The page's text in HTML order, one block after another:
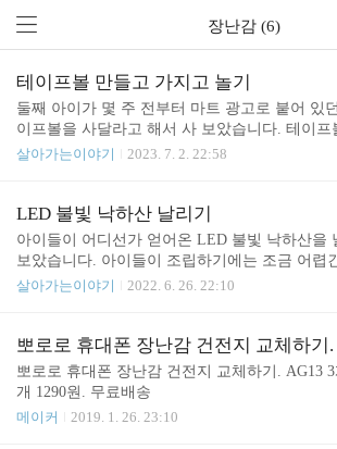
장난감 (6)
테이프볼 만들고 가지고 놀기
둘째 아이가 몇 주 전부터 마트 광고로 붙어 있
이프볼을 사달라고 해서 사 보았습니다. 테이프
뭔지 모르겠어서 유튜브를 찾아보니 테이프의
해야 됩니다. 누가 발명했는지 아이디어가 참 기
니다. 접착제가 잘 떨어지는 불량 테이프를 가
놀다가 만든 게 아닐까 싶은 생각이 듭니다. 쿠팡
통해 구입하면 저에게 약간의 이익이 생깁니다)
살아가는이야기 2023. 7. 2. 22:58
LED 불빛 낙하산 날리기
아이들이 어디선가 얻어온 LED 불빛 낙하산을
보았습니다. 아이들이 조립하기에는 조금 어렵
니다. 부모님이 좀 도와주어야 될 거 같습니다.
립니다. 날리는 것이 익숙해 지면 쏘는 순간 총
분을 같이 당겨주면 좀 더 멀리 날릴 수 있습니
살아가는이야기 2022. 6. 26. 22:10
뽀로로 휴대폰 장난감 건전지 교체하기.
뽀로로 휴대폰 장난감 건전지 교체하기. AG13
개 1290원. 무료배송
메이커
2019. 1. 26. 23:10